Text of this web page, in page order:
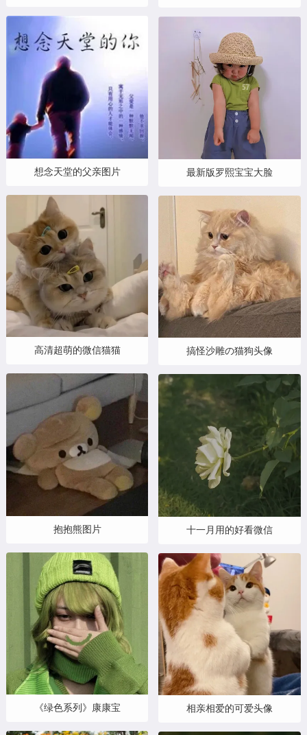
想念天堂的父亲图片
高清超萌的微信猫猫
抱抱熊图片
《绿色系列》康康宝
最新版罗熙宝宝大脸
搞怪沙雕の猫狗头像
十一月用的好看微信
相亲相爱的可爱头像